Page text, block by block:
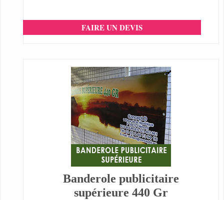
FAIRE UN DEVIS
Banderole publicitaire
supérieure 440 Gr